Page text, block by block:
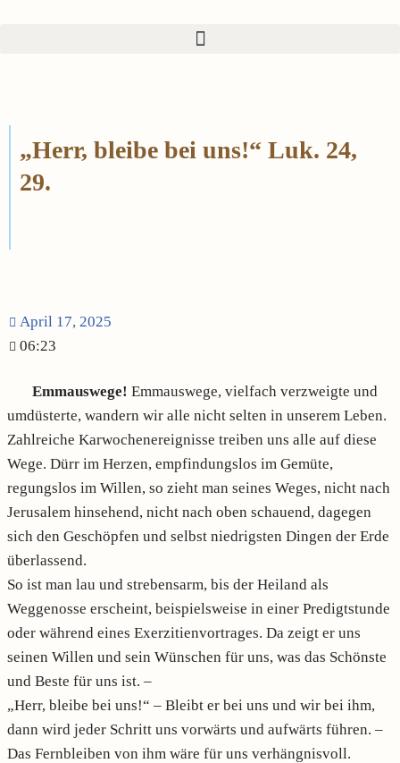
„Herr, bleibe bei uns!“ Luk. 24,
29.
April 17, 2025
06:23
Emmauswege! Emmauswege, vielfach verzweigte und
umdüsterte, wandern wir alle nicht selten in unserem Leben.
Zahlreiche Karwochenereignisse treiben uns alle auf diese
Wege. Dürr im Herzen, empfindungslos im Gemüte,
regungslos im Willen, so zieht man seines Weges, nicht nach
Jerusalem hinsehend, nicht nach oben schauend, dagegen
sich den Geschöpfen und selbst niedrigsten Dingen der Erde
überlassend.
So ist man lau und strebensarm, bis der Heiland als
Weggenosse erscheint, beispielsweise in einer Predigtstunde
oder während eines Exerzitienvortrages. Da zeigt er uns
seinen Willen und sein Wünschen für uns, was das Schönste
und Beste für uns ist. –
„Herr, bleibe bei uns!“ – Bleibt er bei uns und wir bei ihm,
dann wird jeder Schritt uns vorwärts und aufwärts führen. –
Das Fernbleiben von ihm wäre für uns verhängnisvoll.